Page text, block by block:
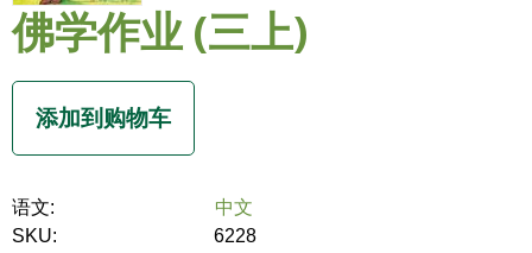
佛学作业 (三上)
语文:
中文
SKU:
6228